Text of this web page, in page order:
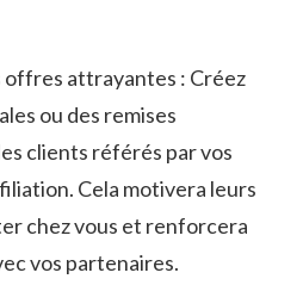
offres attrayantes : Créez
ou des remises
‍clients référés par vos
Cela motivera leurs
chez vous et renforcera
vos partenaires.